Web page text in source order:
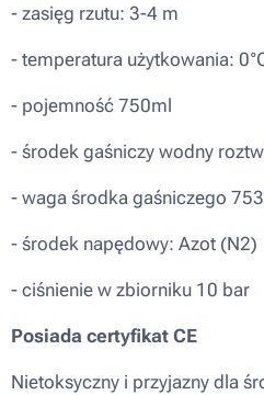
- zasięg rzutu: 3-4 m
- temperatura użytkowania:
- pojemność 750ml
- środek gaśniczy wodny
- waga środka gaśniczego
- środek napędowy: Azot (N2)
- ciśnienie w zbiorniku 10 bar
Posiada certyfikat CE
Nietoksyczny i przyjazny dla